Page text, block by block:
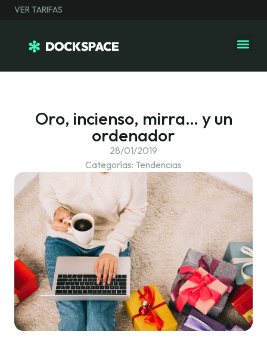
VER TARIFAS
Oro, incienso, mirra… y un
ordenador
28/01/2019
Categorías: Tendencias